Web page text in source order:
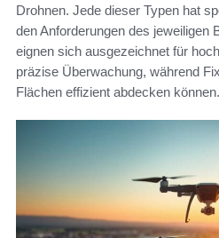
Drohnen. Jede dieser Typen hat
den Anforderungen des jeweiligen
eignen sich ausgezeichnet für
präzise Überwachung, während
Flächen effizient abdecken können.